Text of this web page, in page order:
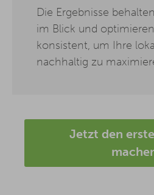
Die Ergebnisse
im Blick und
konsistent, um Ihre
nachhaltig zu
Jetzt den